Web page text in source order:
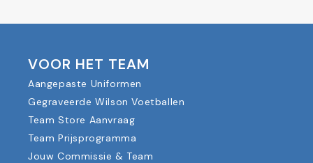
VOOR HET TEAM
Aangepaste Uniformen
Gegraveerde Wilson Voetballen
Team Store Aanvraag
Team Prijsprogramma
Jouw Commissie & Team